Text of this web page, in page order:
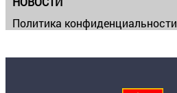
Политика конфиденциальности